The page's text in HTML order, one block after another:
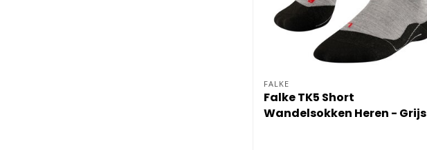
FALKE
Falke TK5 Short
Wandelsokken Heren - Grijs